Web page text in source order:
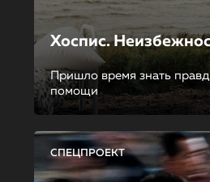
Хоспис.
Пришло время знать
помощи
СПЕЦПРОЕКТ